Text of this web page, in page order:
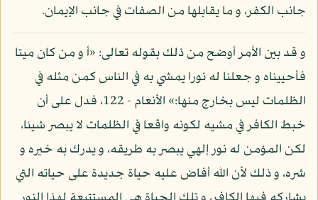
جانب الكفر، و ما يقابلها من الصفات في جانب الإيمان.
و قد بين الأمر أوضح من ذلك بقوله تعالى: «أ و من كان ميتا
فأحييناه و جعلنا له نورا يمشي به في الناس كمن مثله في
الظلمات ليس بخارج منها:» الأنعام - 122، فدل على أن
خبط الكافر في مشيه لكونه واقعا في الظلمات لا يبصر شيئا،
لكن المؤمن له نور إلهي يبصر به طريقه، و يدرك به خيره و
شره، و ذلك لأن الله أفاض عليه حياة جديدة على حياته التي